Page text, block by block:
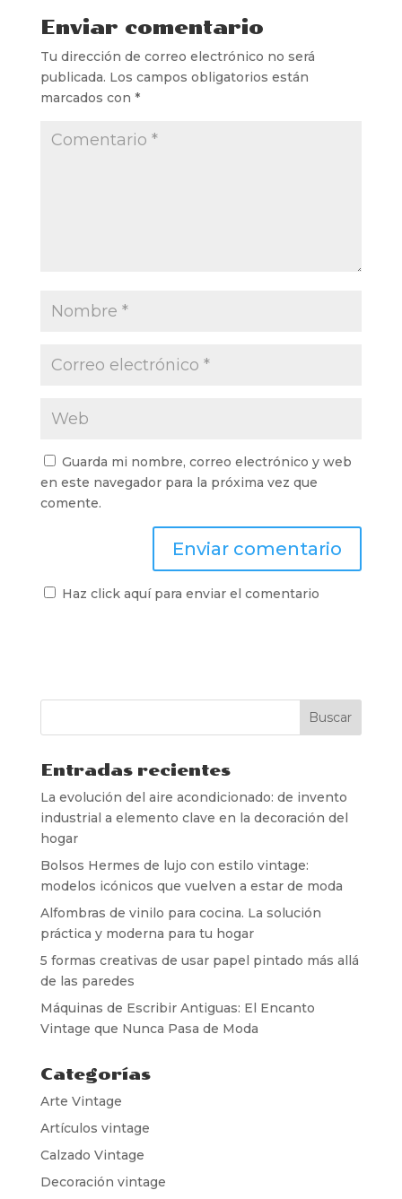
Enviar comentario
Tu dirección de correo electrónico no será
publicada. Los campos obligatorios están
marcados con *
Guarda mi nombre, correo electrónico y web
en este navegador para la próxima vez que
comente.
Haz click aquí para enviar el comentario
Entradas recientes
La evolución del aire acondicionado: de invento
industrial a elemento clave en la decoración del
hogar
Bolsos Hermes de lujo con estilo vintage:
modelos icónicos que vuelven a estar de moda
Alfombras de vinilo para cocina. La solución
práctica y moderna para tu hogar
5 formas creativas de usar papel pintado más allá
de las paredes
Máquinas de Escribir Antiguas: El Encanto
Vintage que Nunca Pasa de Moda
Categorías
Arte Vintage
Artículos vintage
Calzado Vintage
Decoración vintage